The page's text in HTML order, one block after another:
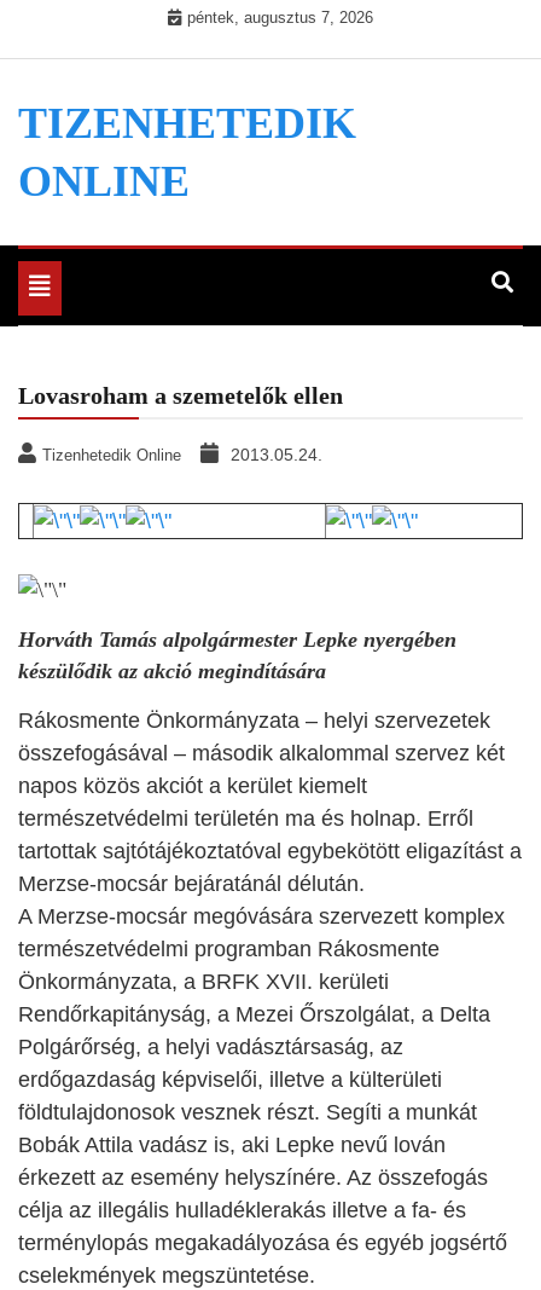
péntek, augusztus 7, 2026
TIZENHETEDIK
ONLINE
Toggle
navigation
Lovasroham a szemetelők ellen
Tizenhetedik Online 2013.05.24.
Horváth Tamás alpolgármester Lepke nyergében
készülődik az akció megindítására
Rákosmente Önkormányzata – helyi szervezetek
összefogásával – második alkalommal szervez két
napos közös akciót a kerület kiemelt
természetvédelmi területén ma és holnap. Erről
tartottak sajtótájékoztatóval egybekötött eligazítást a
Merzse-mocsár bejáratánál délután.
A Merzse-mocsár megóvására szervezett komplex
természetvédelmi programban Rákosmente
Önkormányzata, a BRFK XVII. kerületi
Rendőrkapitányság, a Mezei Őrszolgálat, a Delta
Polgárőrség, a helyi vadásztársaság, az
erdőgazdaság képviselői, illetve a külterületi
földtulajdonosok vesznek részt. Segíti a munkát
Bobák Attila vadász is, aki Lepke nevű lován
érkezett az esemény helyszínére. Az összefogás
célja az illegális hulladéklerakás illetve a fa- és
terménylopás megakadályozása és egyéb jogsértő
cselekmények megszüntetése.